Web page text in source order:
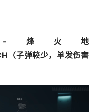
-烽火地
（子弹较少，单发伤害